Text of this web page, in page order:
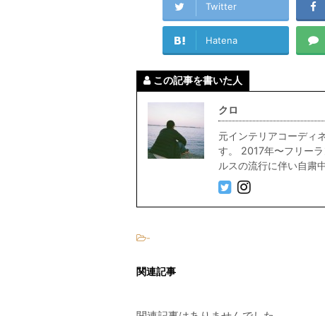
Twitter
Hatena
この記事を書いた人
クロ
元インテリアコーディ
す。 2017年〜フリー
ルスの流行に伴い自粛
-
関連記事